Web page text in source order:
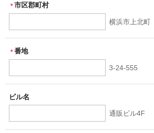
＊ 市区郡町村
横浜市上北町
＊ 番地
3-24-555
ビル名
通販ビル4F